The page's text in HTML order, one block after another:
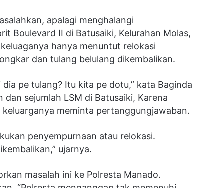
apalagi menghalangi
Boulevard II di Batusaiki, Kelurahan Molas,
hanya menuntut relokasi
dan tulang belulang dikembalikan.
pe tulang? Itu kita pe dotu,” kata Baginda
sejumlah LSM di Batusaiki, Karena
meminta pertanggungjawaban.
penyempurnaan atau relokasi.
ujarnya.
masalah ini ke Polresta Manado.